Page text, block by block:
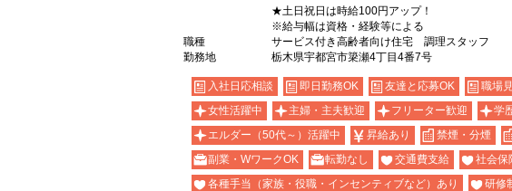
★土日祝日は時給100円アップ！
※給与幅は資格・経験等による
職種
サービス付き高齢者向け住宅 調理スタッフ
勤務地
栃木県宇都宮市簗瀬4丁目4番7号
入社日応相談 即日勤務OK 友達と応募OK 職場
女性活躍中
主婦・主夫歓迎 フリーター歓迎 学
エルダー（50代～）活躍中
昇給あり 禁煙・分煙
副業・WワークOK
転勤なし 交通費支給 社会保
各種手当（家族・役職・インセンティブなど）あり
研修